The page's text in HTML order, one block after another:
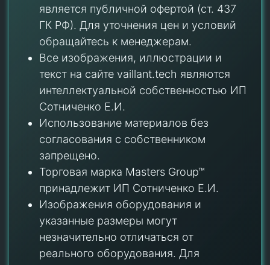
является публичной офертой (ст. 437
ГК РФ). Для уточнения цен и условий
обращайтесь к менеджерам.
Все изображения, иллюстрации и
текст на сайте vaillant.tech являются
интеллектуальной собственностью ИП
Сотниченко Е.И.
Использование материалов без
согласования с собственником
запрещено.
Торговая марка Masters Group™
принадлежит ИП Сотниченко Е.И.
Изображения оборудования и
указанные размеры могут
незначительно отличаться от
реального оборудования. Для